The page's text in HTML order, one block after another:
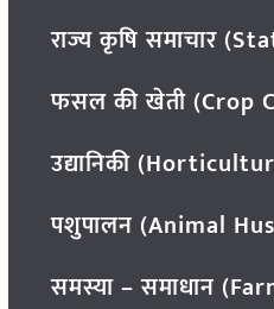
राज्य कृषि समाचार
फसल की खेती (Crop
उद्यानिकी
पशुपालन (Animal
समस्या – समाधान